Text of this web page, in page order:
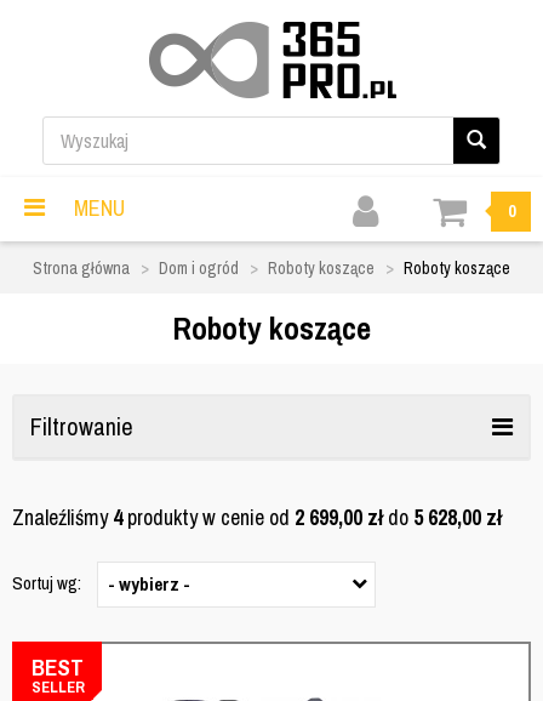
MENU 0
Strona główna Dom i ogród Roboty koszące Roboty koszące
Roboty koszące
Filtrowanie
Znaleźliśmy4produkty w cenie od 2 699,00 złdo 5 628,00 zł
Sortuj wg: - wybierz -
BEST
SELLER